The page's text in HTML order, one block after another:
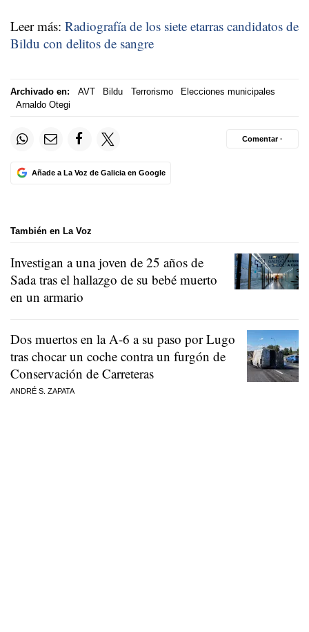
Leer más: Radiografía de los siete etarras candidatos de
Bildu con delitos de sangre
Archivado en: AVT Bildu Terrorismo
Elecciones municipales
Arnaldo Otegi
Añade a La Voz de Galicia en Google
Comentar ·
También en La Voz
Investigan a una joven de 25 años de
Sada tras el hallazgo de su bebé muerto
en un armario
Dos muertos en la A-6 a su paso por Lugo
tras chocar un coche contra un furgón de
Conservación de Carreteras
ANDRÉ S. ZAPATA